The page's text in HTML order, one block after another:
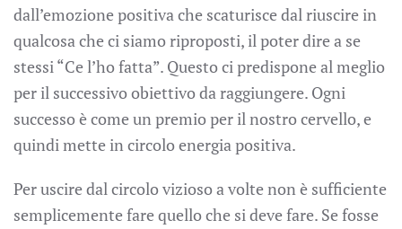
dall’emozione positiva che scaturisce dal riuscire in
qualcosa che ci siamo riproposti, il poter dire a se
stessi “Ce l’ho fatta”. Questo ci predispone al meglio
per il successivo obiettivo da raggiungere. Ogni
successo è come un premio per il nostro cervello, e
quindi mette in circolo energia positiva.
Per uscire dal circolo vizioso a volte non è sufficiente
semplicemente fare quello che si deve fare. Se fosse